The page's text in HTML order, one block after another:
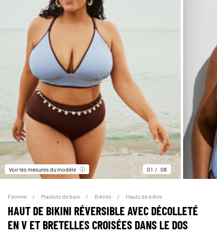
Voir les mesures du modèle 01 08
Femme Maillots de bain Bikinis Hauts de bikini
HAUT DE BIKINI RÉVERSIBLE AVEC DÉCOLLETÉ
EN V ET BRETELLES CROISÉES DANS LE DOS